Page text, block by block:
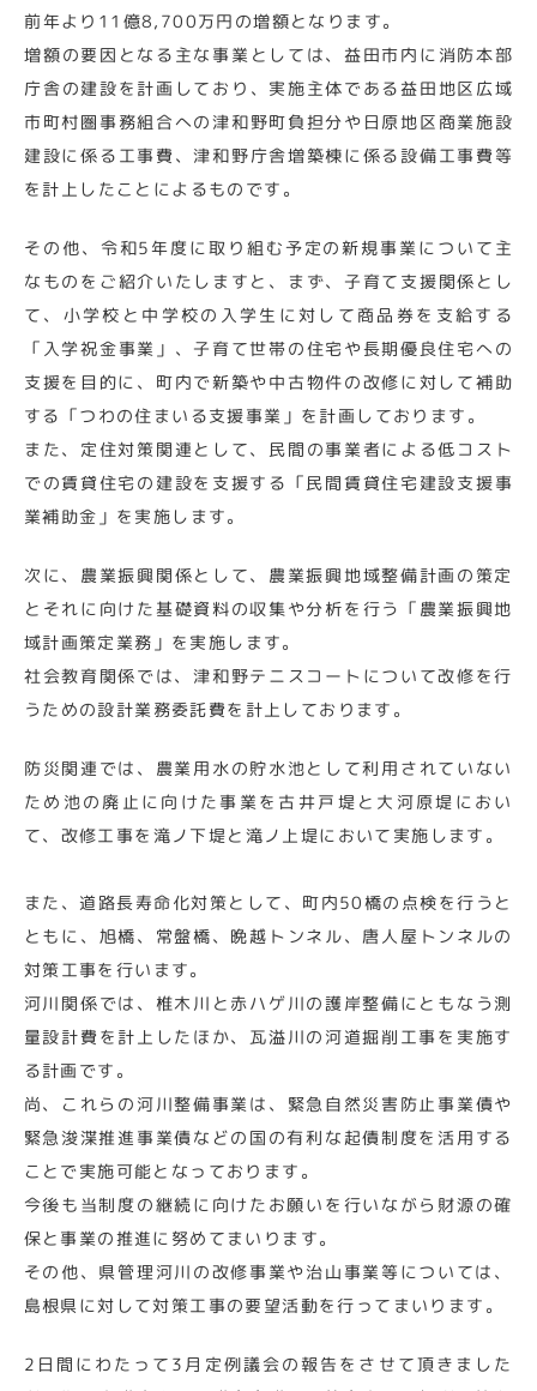
前年より11億8,700万円の増額となります。
増額の要因となる主な事業としては、益田市内に消防本部
庁舎の建設を計画しており、実施主体である益田地区広域
市町村圏事務組合への津和野町負担分や日原地区商業施設
建設に係る工事費、津和野庁舎増築棟に係る設備工事費等
を計上したことによるものです。
その他、令和5年度に取り組む予定の新規事業について主
なものをご紹介いたしますと、まず、子育て支援関係とし
て、小学校と中学校の入学生に対して商品券を支給する
「入学祝金事業」、子育て世帯の住宅や長期優良住宅への
支援を目的に、町内で新築や中古物件の改修に対して補助
する「つわの住まいる支援事業」を計画しております。
また、定住対策関連として、民間の事業者による低コスト
での賃貸住宅の建設を支援する「民間賃貸住宅建設支援事
業補助金」を実施します。
次に、農業振興関係として、農業振興地域整備計画の策定
とそれに向けた基礎資料の収集や分析を行う「農業振興地
域計画策定業務」を実施します。
社会教育関係では、津和野テニスコートについて改修を行
うための設計業務委託費を計上しております。
防災関連では、農業用水の貯水池として利用されていない
ため池の廃止に向けた事業を古井戸堤と大河原堤におい
て、改修工事を滝ノ下堤と滝ノ上堤において実施します。
また、道路長寿命化対策として、町内50橋の点検を行うと
ともに、旭橋、常盤橋、晩越トンネル、唐人屋トンネルの
対策工事を行います。
河川関係では、椎木川と赤ハゲ川の護岸整備にともなう測
量設計費を計上したほか、瓦溢川の河道掘削工事を実施す
る計画です。
尚、これらの河川整備事業は、緊急自然災害防止事業債や
緊急浚渫推進事業債などの国の有利な起債制度を活用する
ことで実施可能となっております。
今後も当制度の継続に向けたお願いを行いながら財源の確
保と事業の推進に努めてまいります。
その他、県管理河川の改修事業や治山事業等については、
島根県に対して対策工事の要望活動を行ってまいります。
2日間にわたって3月定例議会の報告をさせて頂きました